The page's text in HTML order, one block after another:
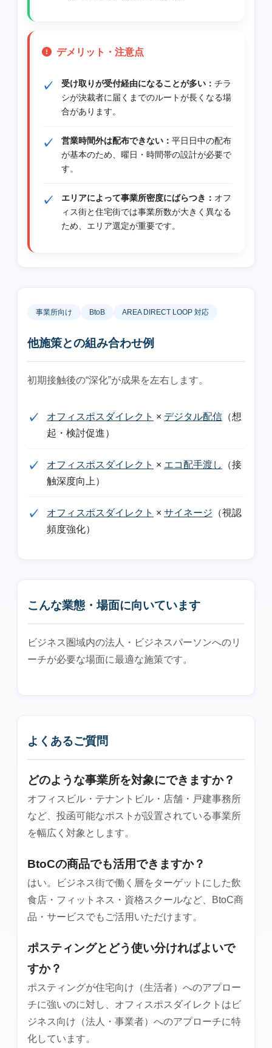
デメリット・注意点
受け取りが受付経由になることが多い： チラ
シが決裁者に届くまでのルートが長くなる場
合があります。
営業時間外は配布できない： 平日日中の配布
が基本のため、曜日・時間帯の設計が必要で
す。
エリアによって事業所密度にばらつき： オフ
ィス街と住宅街では事業所数が大きく異なる
ため、エリア選定が重要です。
事業所向け BtoB AREA DIRECT LOOP 対応
他施策との組み合わせ例
初期接触後の“深化”が成果を左右します。
オフィスポスダイレクト × デジタル配信 （想
起・検討促進）
オフィスポスダイレクト × エコ配手渡し
（接
触深度向上）
オフィスポスダイレクト × サイネージ （視認
頻度強化）
こんな業態・場面に向いています
ビジネス圏域内の法人・ビジネスパーソンへのリ
ーチが必要な場面に最適な施策です。
よくあるご質問
どのような事業所を対象にできますか？
オフィスビル・テナントビル・店舗・戸建事務所
など、投函可能なポストが設置されている事業所
を幅広く対象とします。
BtoCの商品でも活用できますか？
はい。ビジネス街で働く層をターゲットにした飲
食店・フィットネス・資格スクールなど、BtoC商
品・サービスでもご活用いただけます。
ポスティングとどう使い分ければよいで
すか？
ポスティングが住宅向け（生活者）へのアプロー
チに強いのに対し、オフィスポスダイレクトはビ
ジネス向け（法人・事業者）へのアプローチに特
化しています。